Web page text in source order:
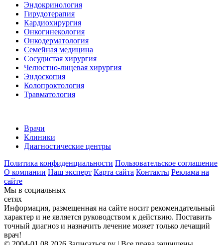
Эндокринология
Гирудотерапия
Кардиохирургия
Онкогинекология
Онкодерматология
Семейная медицина
Сосудистая хирургия
Челюстно-лицевая хирургия
Эндоскопия
Колопроктология
Травматология
Врачи
Клиники
Диагностические центры
Политика конфиденциальности Пользовательское соглашение
О компании Наш эксперт Карта сайта Контакты Реклама на
сайте
Мы в социальных
сетях
Информация, размещенная на сайте носит рекомендательный
характер и не является руководством к действию. Поставить
точный диагноз и назначить лечение может только лечащий
врач!